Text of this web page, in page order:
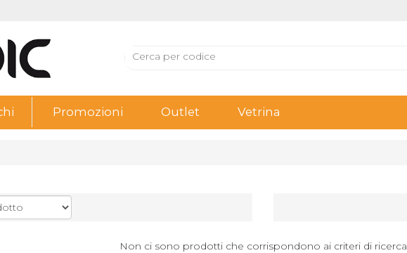
Promozioni Outlet Vetrina
Non ci sono prodotti che corrispondono ai criteri di ricerca